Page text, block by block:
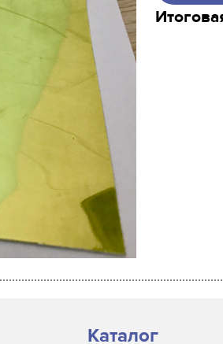
Каталог